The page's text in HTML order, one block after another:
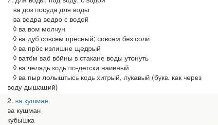
ва доз посуда для воды
ва ведра ведро с водой
◊ ва вом молчун
◊ ва дуб совсем пресный; совсем без соли
◊ ва прӧс излишне щедрый
◊ ватӧм ваӧ вӧйны в стакане воды утонуть
◊ ва челядь кодь по-детски наивный
◊ ва пыр лолыштысь кодь хитрый, лукавый (букв. как через
воду дышащий)
2 ва кушман
ва кушман
кубышка